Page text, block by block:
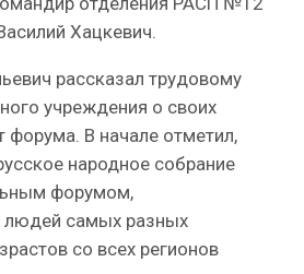
Хацкевич.
рассказал трудовому
учреждения о своих
форума. В начале отметил,
народное собрание
форумом,
самых разных
со всех регионов